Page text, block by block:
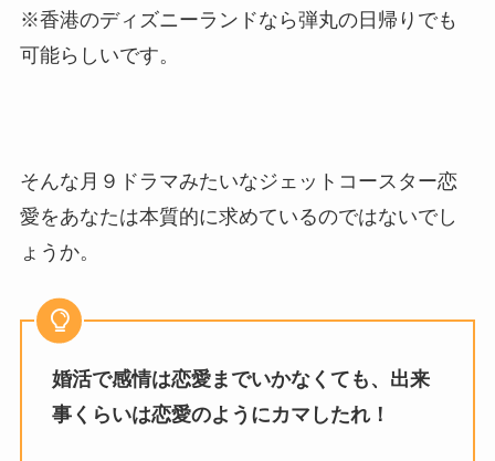
※香港のディズニーランドなら弾丸の日帰りでも
可能らしいです。
そんな月９ドラマみたいなジェットコースター恋
愛をあなたは本質的に求めているのではないでし
ょうか。
婚活で感情は恋愛までいかなくても、出来
事くらいは恋愛のようにカマしたれ！